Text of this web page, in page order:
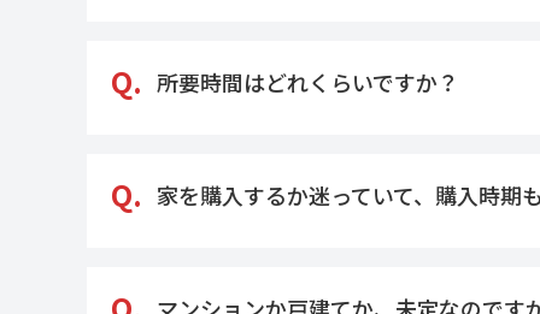
Q. 所要時間はどれくらいですか？
Q. 家を購入するか迷っていて、購入時期
マンションか戸建てか、未定なのです